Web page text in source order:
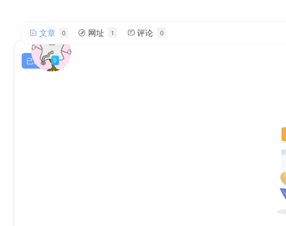
文章 0 网址 1 评论 0
已发布 0